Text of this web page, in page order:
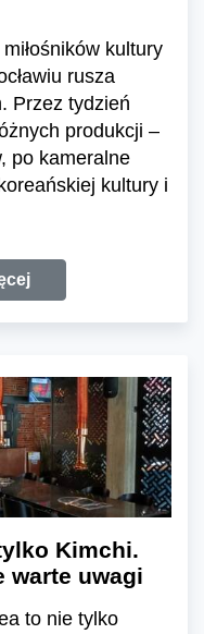
kultury
rusza
Przez tydzień
produkcji –
po kameralne
kultury i
Kimchi.
warte uwagi
to nie tylko